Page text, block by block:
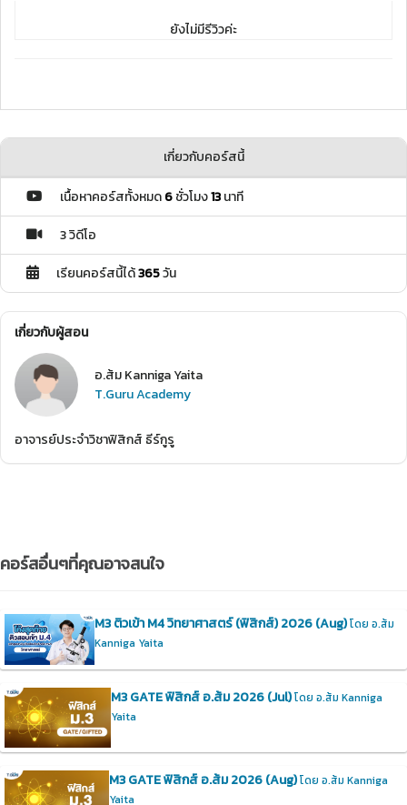
ยังไม่มีรีวิวค่ะ
เกี่ยวกับคอร์สนี้
เนื้อหาคอร์สทั้งหมด6ชั่วโมง13นาที
3 วิดีโอ
เรียนคอร์สนี้ได้365วัน
เกี่ยวกับผู้สอน
อ.ส้ม Kanniga Yaita
T.Guru Academy
อาจารย์ประจำวิชาฟิสิกส์ ธีร์กูรู
คอร์สอื่นๆที่คุณอาจสนใจ
M3 ติวเข้า M4 วิทยาศาสตร์ (ฟิสิกส์) 2026 (Aug)โดย อ.ส้ม
Kanniga Yaita
M3 GATE ฟิสิกส์ อ.ส้ม 2026 (Jul)โดย อ.ส้ม Kanniga
Yaita
M3 GATE ฟิสิกส์ อ.ส้ม 2026 (Aug)โดย อ.ส้ม Kanniga
Yaita